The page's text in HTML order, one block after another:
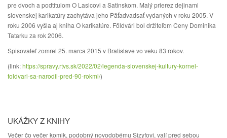
pre dvoch a podtitulom O Lasicovi a Satinskom. Malý prierez dejinami
slovenskej karikatúry zachytáva jeho Päťadvadsať vydaných v roku 2005. V
roku 2006 vyšla aj kniha O karikatúre. Földvári bol držiteľom Ceny Dominika
Tatarku za rok 2006.
Spisovateľ zomrel 25. marca 2015 v Bratislave vo veku 83 rokov.
(link:https://spravy.rtvs.sk/2022/02/legenda-slovenskej-kultury-kornel-
foldvari-sa-narodil-pred-90-rokmi/)
UKÁŽKY Z KNIHY
Večer čo večer komik, podobný novodobému Sizyfovi, valí pred sebou